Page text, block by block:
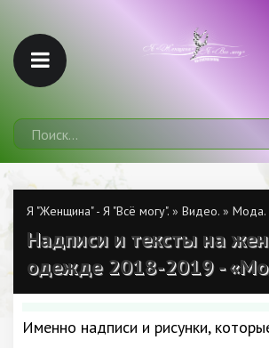
Я "Женщина" - Я "Всё могу". » Видео. » Мода.
Надписи и тексты на
одежде 2018-2019 -
Именно надписи и рисунки,